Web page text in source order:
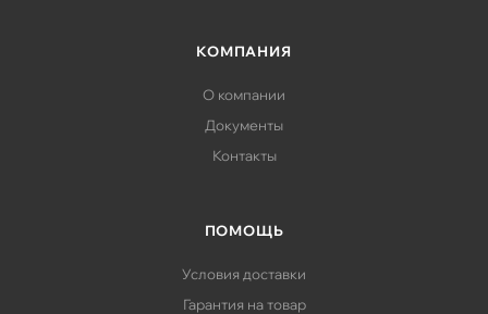
КОМПАНИЯ
О компании
Документы
Контакты
ПОМОЩЬ
Условия доставки
Гарантия на товар